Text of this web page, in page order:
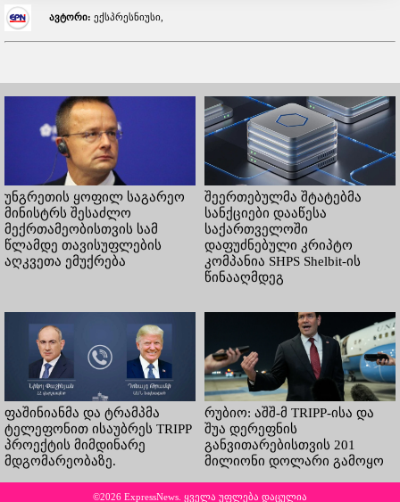
ავტორი: ექსპრესნიუსი,
უნგრეთის ყოფილ საგარეო
მინისტრს შესაძლო
მექრთამეობისთვის სამ
წლამდე თავისუფლების
აღკვეთა ემუქრება
შეერთებულმა შტატებმა
სანქციები დააწესა
საქართველოში
დაფუძნებული კრიპტო
კომპანია SHPS Shelbit-ის
წინააღმდეგ
ფაშინიანმა და ტრამპმა
ტელეფონით ისაუბრეს TRIPP
პროექტის მიმდინარე
მდგომარეობაზე.
რუბიო: აშშ-მ TRIPP-ისა და
შუა დერეფნის
განვითარებისთვის 201
მილიონი დოლარი გამოყო
©2026 ExpressNews. ყველა უფლება დაცულია